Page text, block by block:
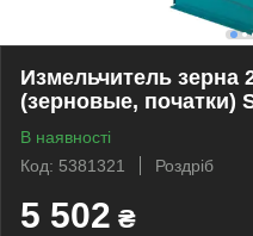
Измельчитель зерна
(зерновые, початки)
В наявності
Код: 5381321
Роздріб
5 502 ₴